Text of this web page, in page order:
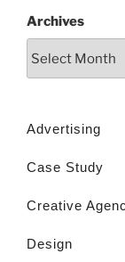
Archives
Advertising
Case Study
Creative
Design